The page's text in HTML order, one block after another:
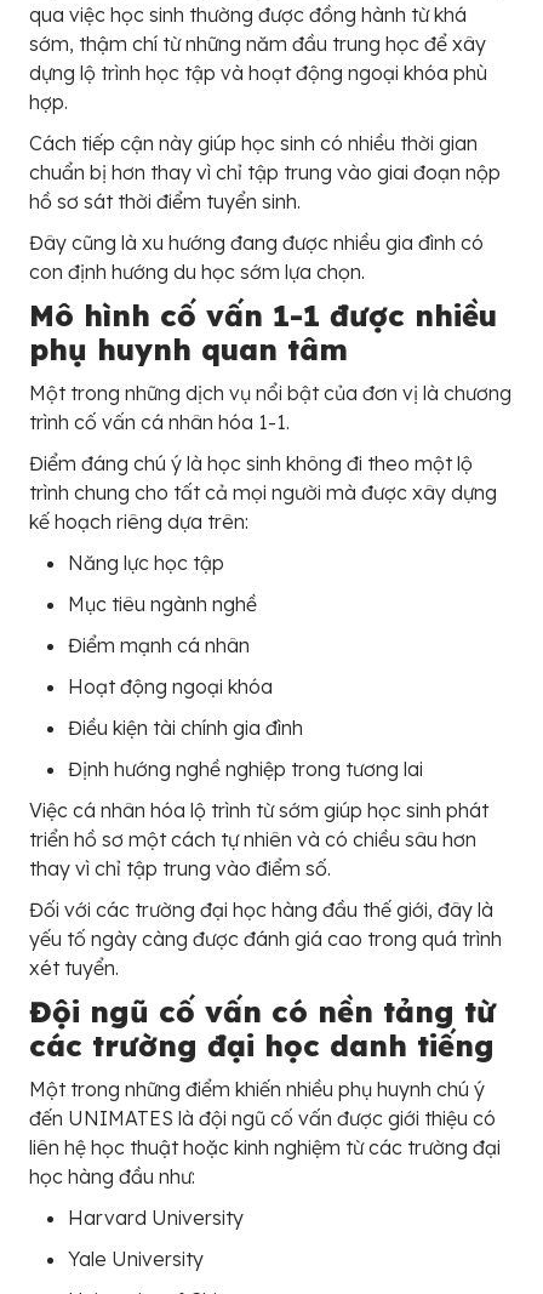
qua việc học sinh thường được đồng hành từ khá
sớm, thậm chí từ những năm đầu trung học để xây
dựng lộ trình học tập và hoạt động ngoại khóa phù
hợp.
Cách tiếp cận này giúp học sinh có nhiều thời gian
chuẩn bị hơn thay vì chỉ tập trung vào giai đoạn nộp
hồ sơ sát thời điểm tuyển sinh.
Đây cũng là xu hướng đang được nhiều gia đình có
con định hướng du học sớm lựa chọn.
Mô hình cố vấn 1-1 được nhiều
phụ huynh quan tâm
Một trong những dịch vụ nổi bật của đơn vị là chương
trình cố vấn cá nhân hóa 1-1.
Điểm đáng chú ý là học sinh không đi theo một lộ
trình chung cho tất cả mọi người mà được xây dựng
kế hoạch riêng dựa trên:
Năng lực học tập
Mục tiêu ngành nghề
Điểm mạnh cá nhân
Hoạt động ngoại khóa
Điều kiện tài chính gia đình
Định hướng nghề nghiệp trong tương lai
Việc cá nhân hóa lộ trình từ sớm giúp học sinh phát
triển hồ sơ một cách tự nhiên và có chiều sâu hơn
thay vì chỉ tập trung vào điểm số.
Đối với các trường đại học hàng đầu thế giới, đây là
yếu tố ngày càng được đánh giá cao trong quá trình
xét tuyển.
Đội ngũ cố vấn có nền tảng từ
các trường đại học danh tiếng
Một trong những điểm khiến nhiều phụ huynh chú ý
đến UNIMATES là đội ngũ cố vấn được giới thiệu có
liên hệ học thuật hoặc kinh nghiệm từ các trường đại
học hàng đầu như:
Harvard University
Yale University